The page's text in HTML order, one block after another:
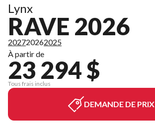
Lynx
RAVE 2026
202720262025
À partir de
23 294 $
Tous frais inclus
DEMANDE DE PRIX